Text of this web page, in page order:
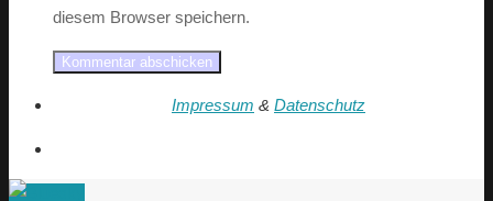
diesem Browser speichern.
Impressum & Datenschutz